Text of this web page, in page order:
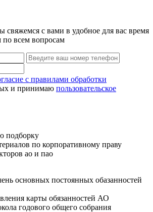
свяжемся с вами в удобное для вас время
по всем вопросам
с правилами обработки
и принимаю пользовательское
подборку
по корпоративному праву
ао и пао
основных постоянных обазанностей
карты обязанностей АО
годового общего собрания